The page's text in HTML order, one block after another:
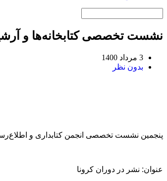
نشست تخصصی کتابخانه‌ها و
3 مرداد 1400
بدون نظر
پنجمین نشست تخصصی انجمن کتابداری و
عنوان: نشر در دوران کرونا